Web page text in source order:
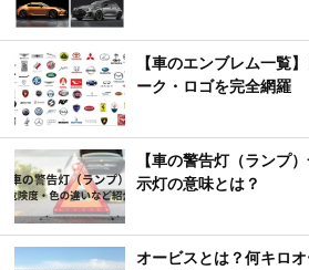
【車のエンブレム一覧
ーク・ロゴを完全網羅
【車の警告灯（ランプ
示灯の意味とは？
オービスとは？何キロ